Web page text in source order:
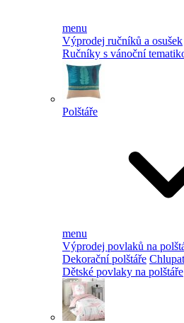
menu
Výprodej ručníků a osušek
Ručníky s vánoční
Polštáře
menu
Výprodej povlaků na
Dekorační polštáře
Dětské povlaky na polštáře